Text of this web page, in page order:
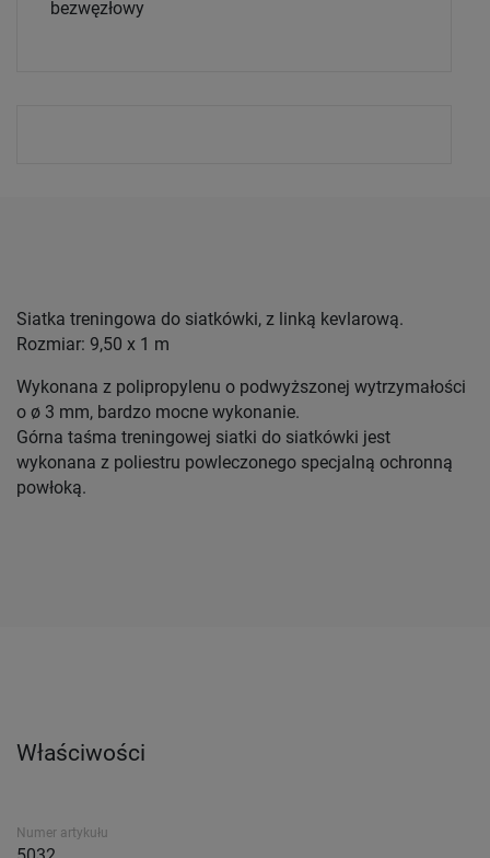
bezwęzłowy
Siatka treningowa do siatkówki, z linką kevlarową.
Rozmiar: 9,50 x 1 m
Wykonana z polipropylenu o podwyższonej wytrzymałości
o ø 3 mm, bardzo mocne wykonanie.
Górna taśma treningowej siatki do siatkówki jest
wykonana z poliestru powleczonego specjalną ochronną
powłoką.
Właściwości
Numer artykułu